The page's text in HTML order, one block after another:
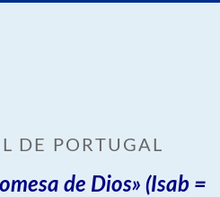
DE PORTUGAL
de Dios» (Isab =